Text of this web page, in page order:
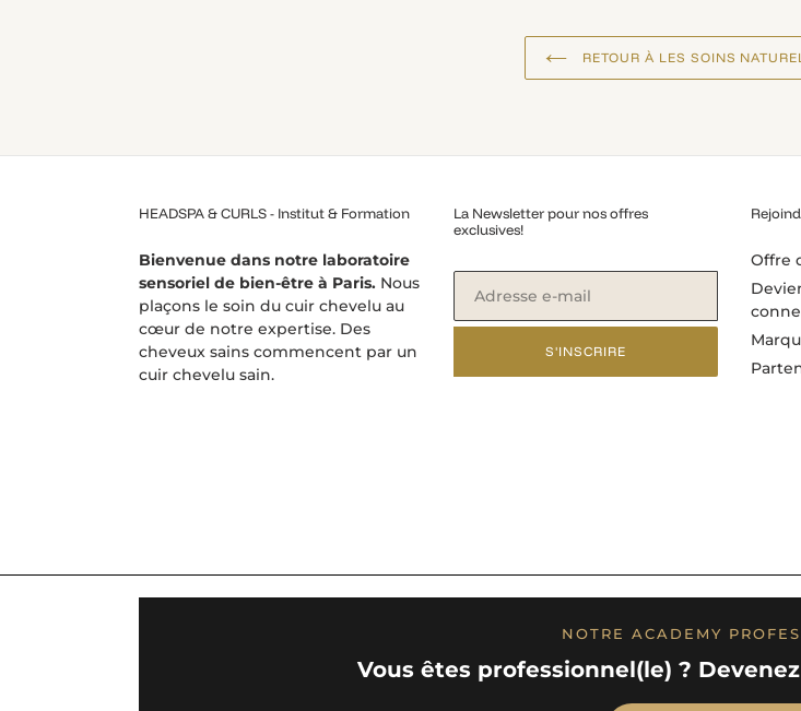
RETOUR À LES SOINS
HEADSPA & CURLS - Institut & Formation
Bienvenue dans notre laboratoire
sensoriel de bien-être à Paris. Nous
plaçons le soin du cuir chevelu au
cœur de notre expertise. Des
cheveux sains commencent par un
cuir chevelu sain.
La Newsletter pour nos offres
exclusives!
S'INSCRIRE
Offre
NOTRE ACADEMY
Vous êtes professionnel(le) ?